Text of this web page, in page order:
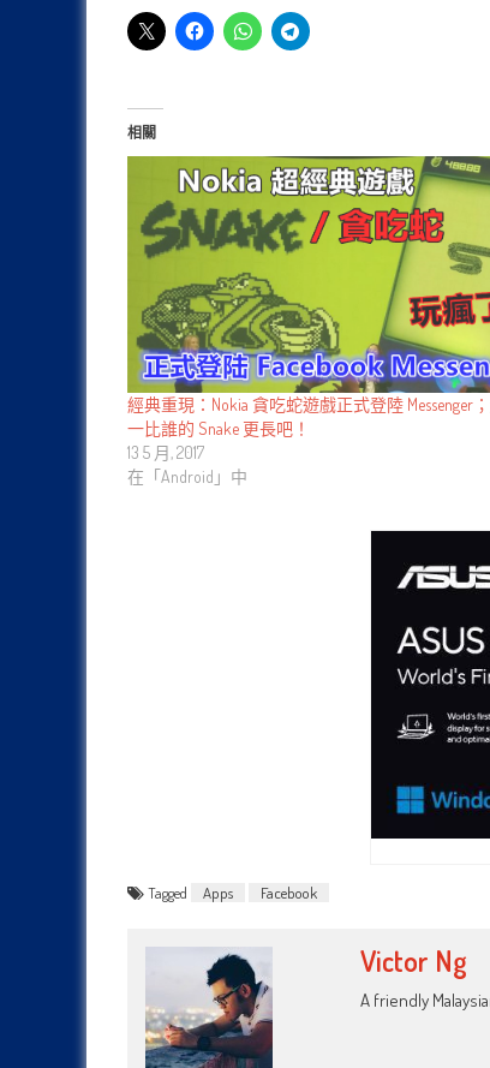
相關
經典重現：Nokia 貪吃蛇遊戲正式登陸 Messenger
一比誰的 Snake 更長吧！
13 5 月, 2017
在「Android」中
Tagged Apps Facebook
Victor Ng
A friendly